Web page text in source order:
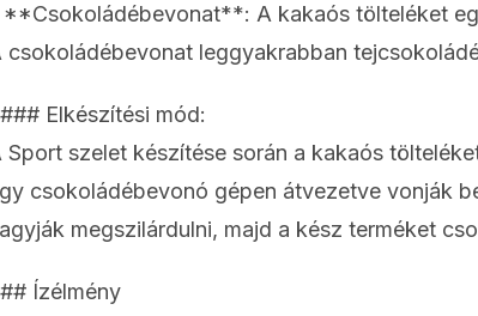
**Csokoládébevonat**: A kakaós tölteléket
csokoládébevonat leggyakrabban
Elkészítési mód:
Sport szelet készítése során a kakaós
csokoládébevonó gépen átvezetve vonják
megszilárdulni, majd a kész terméket
Ízélmény